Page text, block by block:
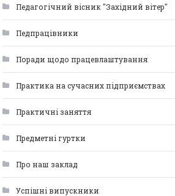
Педагогічний вісник "Західний вітер"
Педпрацівники
Поради щодо працевлаштування
Практика на сучасних підприємствах
Практичні заняття
Предметні гуртки
Про наш заклад
Успішні випускники